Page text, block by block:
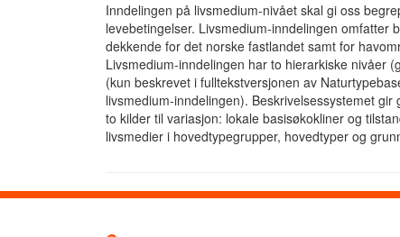
Inndelingen på livsmedium-nivået skal gi oss
levebetingelser. Livsmedium-inndelingen omfatter
dekkende for det norske fastlandet samt for
Livsmedium-inndelingen har to hierarkiske nivåer
(kun beskrevet i fulltekstversjonen av
livsmedium-inndelingen). Beskrivelsessystemet
to kilder til variasjon: lokale basisøkokliner og
livsmedier i hovedtypegrupper, hovedtyper og